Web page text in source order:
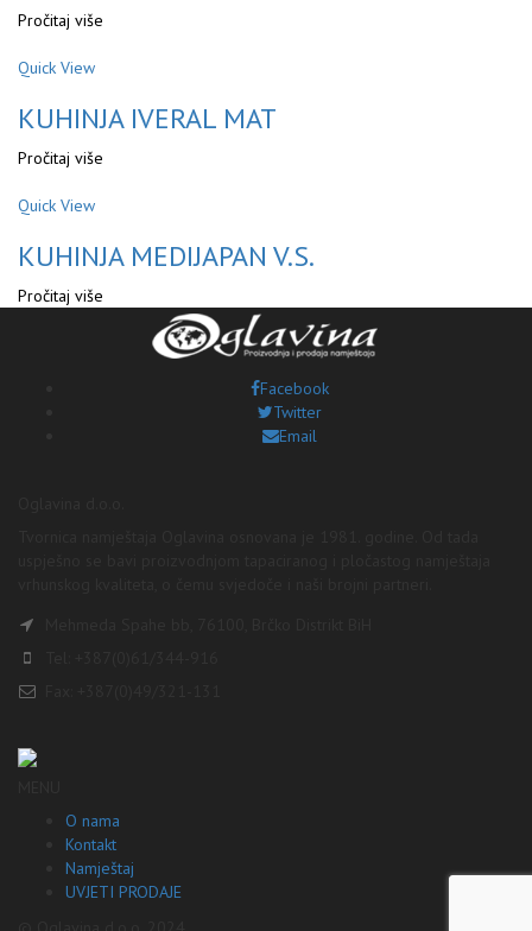
Pročitaj više
Quick View
KUHINJA IVERAL MAT
Pročitaj više
Quick View
KUHINJA MEDIJAPAN V.S.
Pročitaj više
Facebook
Twitter
Email
O nama
Kontakt
Namještaj
UVJETI PRODAJE